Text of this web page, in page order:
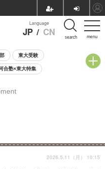
menu
Language
JP / CN search
東大受験
合塾×東大特集
・相談会
2026.5.11（月） 10:15